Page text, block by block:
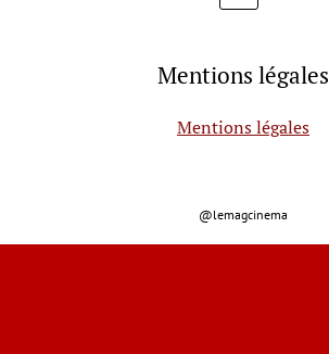
Mentions légales
Mentions légales
@lemagcinema